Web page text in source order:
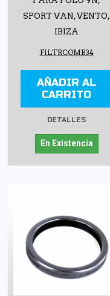
SPORT VAN, VENTO,
IBIZA
FILTRCOMB34
AÑADIR AL
CARRITO
DETALLES
En Existencia